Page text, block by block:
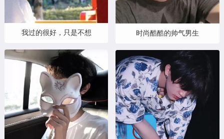
我过的很好，只是不想 时尚酷酷的帅气男生